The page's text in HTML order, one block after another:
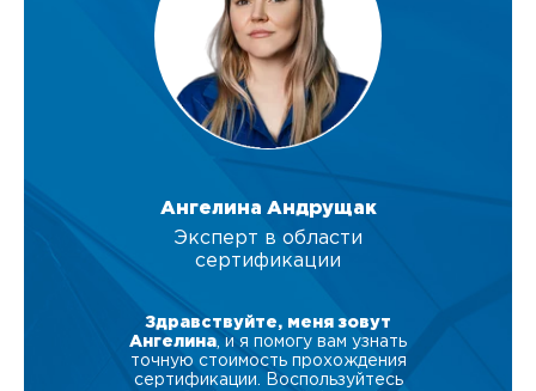
Ангелина Андрущак
Эксперт в области
сертификации
Здравствуйте, меня зовут
Ангелина , и я помогу вам узнать
точную стоимость прохождения
сертификации. Воспользуйтесь